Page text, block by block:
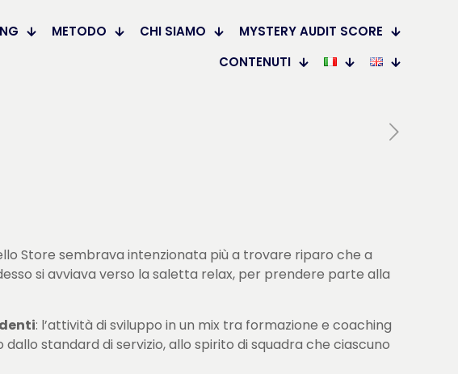
METODO CHI SIAMO
MYSTERY AUDIT SCORE
CONTENUTI
Store sembrava intenzionata più a trovare riparo che a
si avviava verso la saletta relax, per prendere parte alla
: l’attività di sviluppo in un mix tra formazione e coaching
standard di servizio, allo spirito di squadra che ciascuno